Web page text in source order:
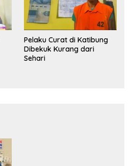
Pelaku Curat di Katibung
Dibekuk Kurang dari
Sehari